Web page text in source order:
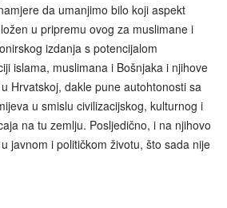
da umanjimo bilo koji aspekt
u pripremu ovog za muslimane i
izdanja s potencijalom
islama, muslimana i Bošnjaka i njihove
Hrvatskoj, dakle pune autohtonosti sa
u smislu civilizacijskog, kulturnog i
na tu zemlju. Posljedično, i na njihovo
javnom i političkom životu, što sada nije